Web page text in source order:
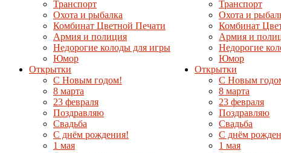
Транспорт
Охота и рыбалка
Комбинат Цветной Печати
Армия и полиция
Недорогие колоды для игры
Юмор
Открытки
С Новым годом!
8 марта
23 февраля
Поздравляю
Свадьба
С днём рождения!
1 мая
Транспорт
Охота и
Комбинат
Армия и
Недорогие
Юмор
Открытки
С Новым
8 марта
23 февраля
Поздравляю
Свадьба
С днём
1 мая